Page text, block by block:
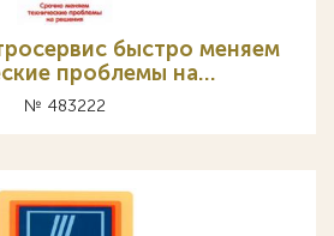
быстро меняем
проблемы на…
№ 483222